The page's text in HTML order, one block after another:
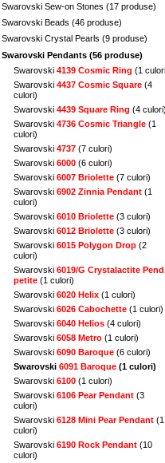
Swarovski Sew-on Stones (17 produse)
Swarovski Beads (46 produse)
Swarovski Crystal Pearls (9 produse)
Swarovski Pendants (56 produse)
Swarovski 4139 Cosmic Ring (1
Swarovski 4437 Cosmic Square (4
culori)
Swarovski 4439 Square Ring (4 culori)
Swarovski 4736 Cosmic Triangle (1
culori)
Swarovski 4737 (7 culori)
Swarovski 6000 (6 culori)
Swarovski 6007 Briolette (7 culori)
Swarovski 6902 Zinnia Pendant (1
culori)
Swarovski 6010 Briolette (3 culori)
Swarovski 6012 Briolette (3 culori)
Swarovski 6015 Polygon Drop (2
culori)
Swarovski 6019/G Crystalactite
petite (1 culori)
Swarovski 6020 Helix (1 culori)
Swarovski 6026 Cabochette (1 culori)
Swarovski 6040 Helios (4 culori)
Swarovski 6058 Metro (1 culori)
Swarovski 6090 Baroque (6 culori)
Swarovski 6091 Baroque (1 culori)
Swarovski 6100 (1 culori)
Swarovski 6106 Pear Pendant (3
culori)
Swarovski 6128 Mini Pear Pendant (1
culori)
Swarovski 6190 Rock Pendant (10
culori)